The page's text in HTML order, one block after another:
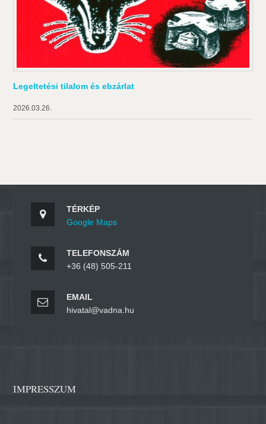
Legeltetési tilalom és ebzárlat
2026.03.26.
TÉRKÉP
Google Maps
TELEFONSZÁM
+36 (48) 505-211
EMAIL
hivatal@vadna.hu
IMPRESSZUM